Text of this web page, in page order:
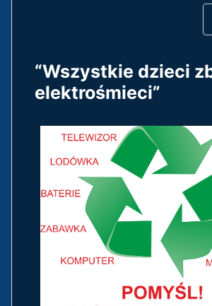
“Wszystkie dzieci
elektrośmieci”